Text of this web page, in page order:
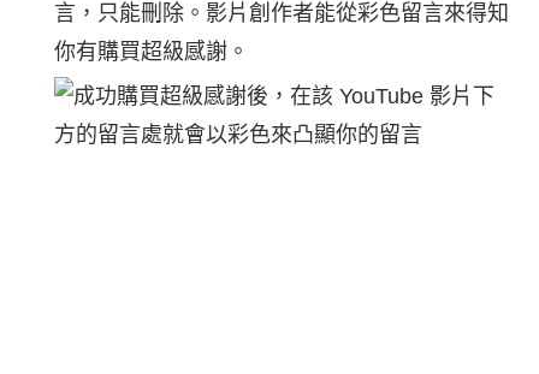
言，只能刪除。影片創作者能從彩色留言來得知
你有購買超級感謝。